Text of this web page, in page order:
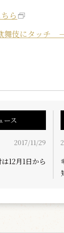
ら
伎にタッチ
ース
2017/11/29
12月1日から